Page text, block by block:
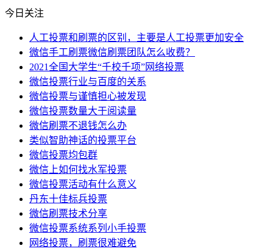
今日关注
人工投票和刷票的区别，主要是人工投票更加安全
微信手工刷票微信刷票团队怎么收费？
2021全国大学生“千校千项”网络投票
微信投票行业与百度的关系
微信投票与谨慎担心被发现
微信投票数量大于阅读量
微信刷票不退钱怎么办
类似智助神话的投票平台
微信投票均包群
微信上如何找水军投票
微信投票活动有什么意义
丹东十佳标兵投票
微信刷票技术分享
微信投票系统系列小手投票
网络投票，刷票很难避免